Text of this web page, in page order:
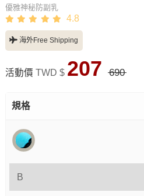
優雅神秘防副乳
4.8
海外Free Shipping
活動價 TWD $ 207 690
規格